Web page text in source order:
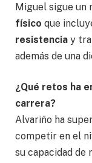
Miguel sigue un
físico que
resistencia y
además de una
¿Qué retos ha
carrera?
Alvariño ha
competir en el
su capacidad de